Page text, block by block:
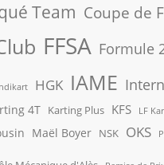
Team Coupe de
FFSA Formule
HGK IAME
4T Karting Plus KFS LF
Maël Boyer NSK OKS